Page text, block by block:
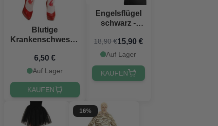
Blutige
Krankenschwester
6,50 €
Auf Lager
KAUFEN
Engelsflügel
schwarz -
18,90 €15,90 €
Auf Lager
KAUFEN
16%